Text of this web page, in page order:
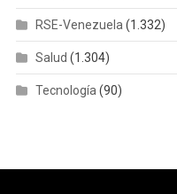
RSE-Venezuela (1.332)
Salud (1.304)
Tecnología (90)